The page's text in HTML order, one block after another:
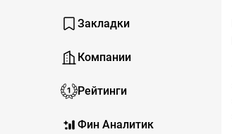
Закладки
Компании
Рейтинги
Фин Аналитик